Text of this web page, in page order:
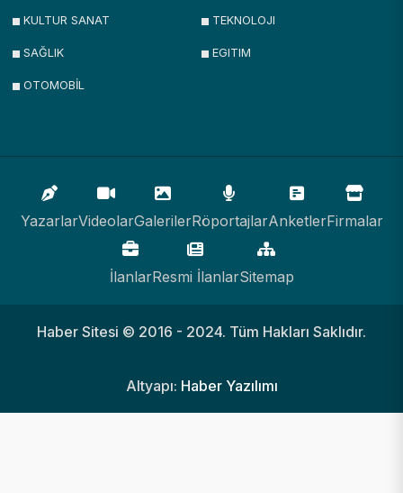
KULTUR SANAT TEKNOLOJI
SAĞLIK EGITIM
OTOMOBİL
YazarlarVideolarGalerilerRöportajlarAnketlerFirmalar
İlanlarResmi İlanlarSitemap
Haber Sitesi © 2016 - 2024. Tüm Hakları Saklıdır.
Altyapı: Haber Yazılımı